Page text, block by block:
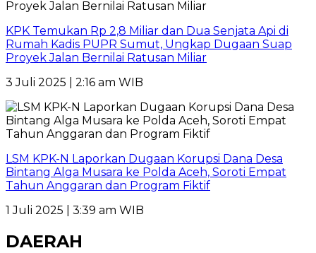
KPK Temukan Rp 2,8 Miliar dan Dua Senjata Api di
Rumah Kadis PUPR Sumut, Ungkap Dugaan Suap
Proyek Jalan Bernilai Ratusan Miliar
3 Juli 2025 | 2:16 am WIB
LSM KPK-N Laporkan Dugaan Korupsi Dana Desa
Bintang Alga Musara ke Polda Aceh, Soroti Empat
Tahun Anggaran dan Program Fiktif
1 Juli 2025 | 3:39 am WIB
DAERAH